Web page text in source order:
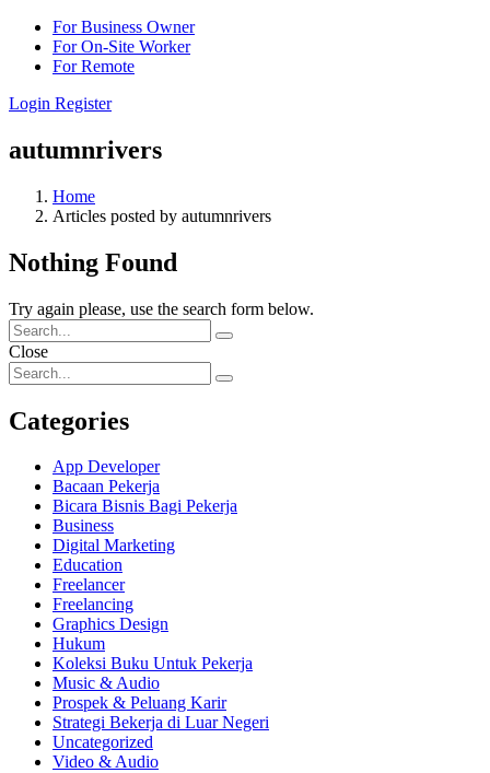
For Business Owner
For On-Site Worker
For Remote
Login Register
autumnrivers
Home
Articles posted by autumnrivers
Nothing Found
Try again please, use the search form below.
Close
Categories
App Developer
Bacaan Pekerja
Bicara Bisnis Bagi Pekerja
Business
Digital Marketing
Education
Freelancer
Freelancing
Graphics Design
Hukum
Koleksi Buku Untuk Pekerja
Music & Audio
Prospek & Peluang Karir
Strategi Bekerja di Luar Negeri
Uncategorized
Video & Audio